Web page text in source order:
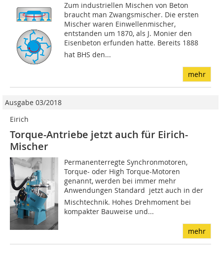
Zum industriellen Mischen von Beton
braucht man Zwangsmischer. Die ersten
Mischer waren Einwellenmischer,
entstanden um 1870, als J. Monier den
Eisenbeton erfunden hatte. Bereits 1888
hat BHS den...
mehr
Ausgabe 03/2018
Eirich
Torque-Antriebe jetzt auch für Eirich-
Mischer
Permanenterregte Synchronmotoren,
Torque- oder High Torque-Motoren
genannt, werden bei immer mehr
Anwendungen Standard  jetzt auch in der
Mischtechnik. Hohes Drehmoment bei
kompakter Bauweise und...
mehr